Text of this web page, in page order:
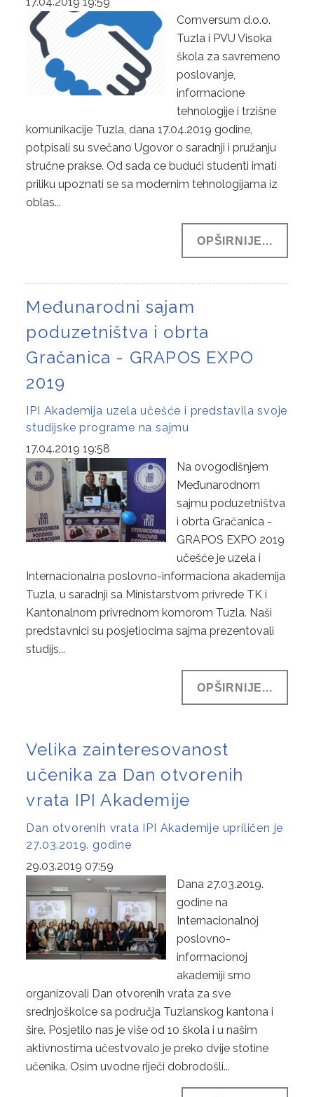
Comversum d.o.o.
Tuzla i PVU Visoka
škola za savremeno
poslovanje,
informacione
tehnologije i trzišne
komunikacije Tuzla, dana 17.04.2019 godine,
potpisali su svečano Ugovor o saradnji i pružanju
stručne prakse. Od sada ce budući studenti imati
priliku upoznati se sa modernim tehnologijama iz
oblas...
OPŠIRNIJE...
Međunarodni sajam
poduzetništva i obrta
Gračanica - GRAPOS EXPO
2019
IPI Akademija uzela učešće i predstavila svoje
studijske programe na sajmu
17.04.2019 19:58
Na ovogodišnjem
Međunarodnom
sajmu poduzetništva
i obrta Gračanica -
GRAPOS EXPO 2019
učešće je uzela i
Internacionalna poslovno-informaciona akademija
Tuzla, u saradnji sa Ministarstvom privrede TK i
Kantonalnom privrednom komorom Tuzla. Naši
predstavnici su posjetiocima sajma prezentovali
studijs...
OPŠIRNIJE...
Velika zainteresovanost
učenika za Dan otvorenih
vrata IPI Akademije
Dan otvorenih vrata IPI Akademije upriličen je
27.03.2019. godine
29.03.2019 07:59
Dana 27.03.2019.
godine na
Internacionalnoj
poslovno-
informacionoj
akademiji smo
organizovali Dan otvorenih vrata za sve
srednjoškolce sa područja Tuzlanskog kantona i
šire. Posjetilo nas je više od 10 škola i u našim
aktivnostima učestvovalo je preko dvije stotine
učenika. Osim uvodne riječi dobrodošli...